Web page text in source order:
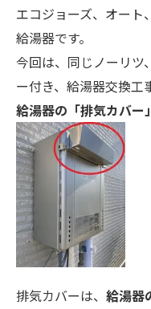
エコジョーズ、オート
給湯器です。
今回は、同じノーリツ
ー付き、給湯器交換工
給湯器の「排気カバー
排気カバーは、 給湯器